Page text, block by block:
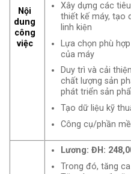
Nội
dung
công
việc
Xây dựng các
thiết kế máy, tạo
linh kiện
Lựa chọn phù
của máy
Duy trì và cải
chất lượng sản
phát triển sản
Tạo dữ liệu kỹ
Công cụ/phần
Lương: ĐH:
Trong đó, tăng